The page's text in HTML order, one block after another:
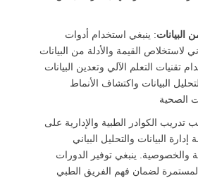
البيانات: ينبغي استخدام أدوات
لاستخلاص القيمة والأدلة من البيانات
تقنيات التعلم الآلي وتعدين البيانات
البيانات واكتشاف الأنماط
تدريب الكوادر الطبية والإدارية على
البيانات والتحليل البياني
والخصوصية. ينبغي توفير الدورات
المستمرة لضمان فهم الفريق الطبي